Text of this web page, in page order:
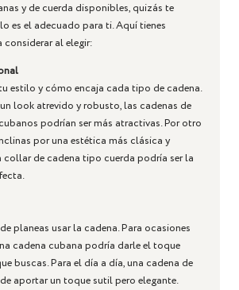
y de cuerda disponibles, quizás te
es el adecuado para ti. Aquí tienes
al elegir:
estilo y cómo encaja cada tipo de cadena.
look atrevido y robusto, las cadenas de
podrían ser más atractivas. Por otro
por una estética más clásica y
collar de cadena tipo cuerda podría ser la
planeas usar la cadena. Para ocasiones
cadena cubana podría darle el toque
buscas. Para el día a día, una cadena de
aportar un toque sutil pero elegante.